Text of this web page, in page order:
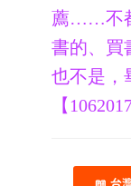
薦……不
書的、
也不是，
【